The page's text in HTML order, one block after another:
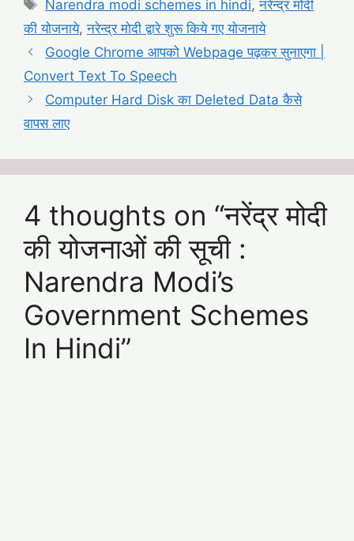
Narendra modi schemes in hindi,नरेन्द्र मोदी
की योजनाये,नरेन्द्र मोदी द्वारे शुरू किये गए योजनाये
Google Chrome आपको Webpage पढ़कर सुनाएगा |
Convert Text To Speech
Computer Hard Disk का Deleted Data कैसे
वापस लाए
4 thoughts on “नरेंद्र मोदी
की योजनाओं की सूची :
Narendra Modi’s
Government Schemes
In Hindi”